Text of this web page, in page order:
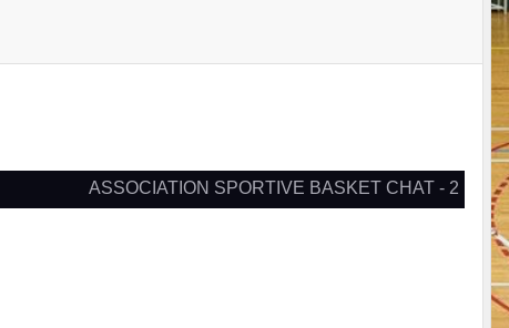
ASSOCIATION SPORTIVE BASKET CHAT - 2